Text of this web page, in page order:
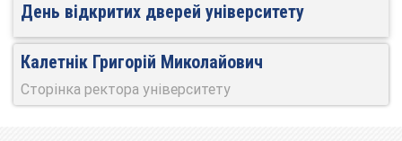
День відкритих дверей університету
Калетнік Григорій Миколайович
Сторінка ректора університету